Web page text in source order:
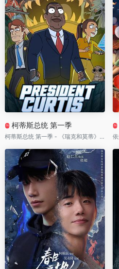
N 柯蒂斯总统 第一季
柯蒂斯总统 第一季 - 《瑞克和莫蒂》首部衍生剧杀疯了！总统亲自硬刚外星怪物，白宫每天都在拯救世界
N